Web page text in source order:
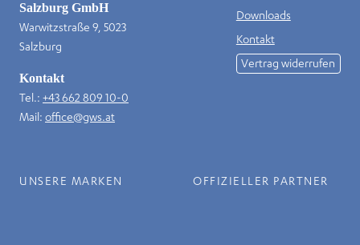
Salzburg GmbH
Warwitzstraße 9, 5023
Salzburg
Kontakt
Tel.: +43 662 809 10-0
Mail: office@gws.at
Downloads
Kontakt
Vertrag widerrufen
UNSERE MARKEN OFFIZIELLER PARTNER